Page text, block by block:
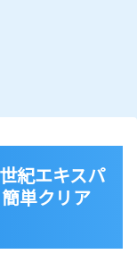
紀エキスパ
単クリア